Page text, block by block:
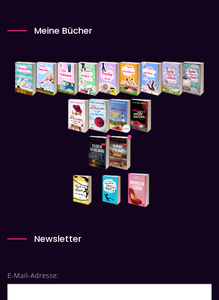
Meine Bücher
Newsletter
E-Mail-Adresse: